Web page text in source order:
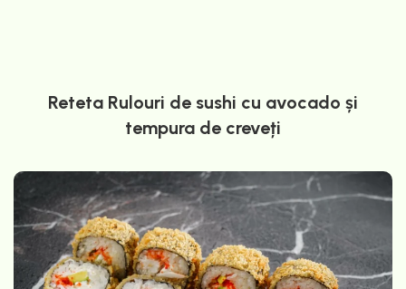
Reteta Rulouri de sushi cu avocado și
tempura de creveți